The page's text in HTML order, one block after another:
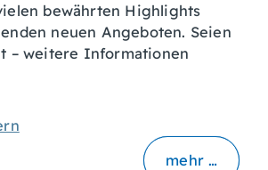
bewährten Highlights
neuen Angeboten. Seien
– weitere Informationen
mehr …